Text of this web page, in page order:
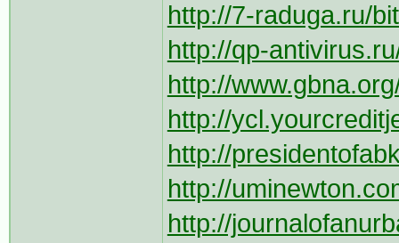
http://7-raduga.ru/
http://qp-
http://
http://
http://
http://
http://